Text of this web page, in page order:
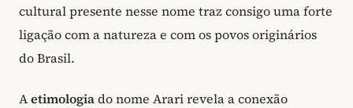
cultural presente nesse nome traz consigo uma forte
ligação com a natureza e com os povos originários
do Brasil.
Aetimologiado nome Arari revela a conexão